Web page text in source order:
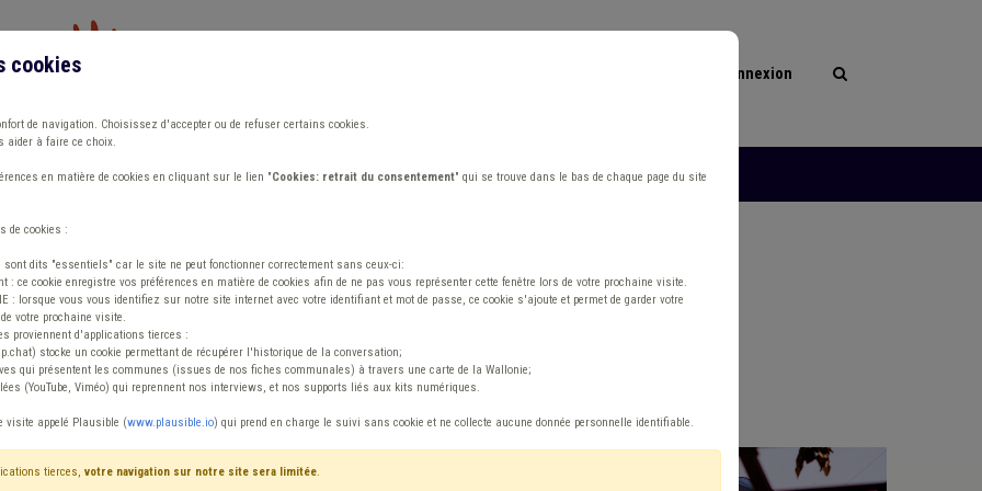
Connexion
Publications Outils Fiches communales L'ASBL
: #StandWithUkraine
cookies
de navigation. Choisissez d'accepter ou de refuser certains cookies.
aider à faire ce choix.
en matière de cookies en cliquant sur le lien "Cookies: retrait du consentement" qui se trouve dans le bas de chaque page du site
de cookies :
sont dits "essentiels" car le site ne peut fonctionner correctement sans ceux-ci:
: ce cookie enregistre vos préférences en matière de cookies afin de ne pas vous représenter cette fenêtre lors de votre prochaine visite.
: lorsque vous vous identifiez sur notre site internet avec votre identifiant et mot de passe, ce cookie s'ajoute et permet de garder votre
votre prochaine visite.
proviennent d'applications tierces :
stocke un cookie permettant de récupérer l'historique de la conversation;
qui présentent les communes (issues de nos fiches communales) à travers une carte de la Wallonie;
(YouTube, Viméo) qui reprennent nos interviews, et nos supports liés aux kits numériques.
visite appelé Plausible (www.plausible.io) qui prend en charge le suivi sans cookie et ne collecte aucune donnée personnelle identifiable.
tierces, votre navigation sur notre site sera limitée.